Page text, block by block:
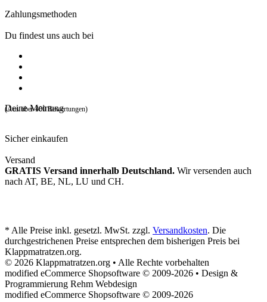
Zahlungsmethoden
Du findest uns auch bei
Deine Meinung
(Aus über 400 Bewertungen)
Sicher einkaufen
Versand
GRATIS Versand innerhalb Deutschland. Wir versenden auch
nach AT, BE, NL, LU und CH.
* Alle Preise inkl. gesetzl. MwSt. zzgl. Versandkosten. Die
durchgestrichenen Preise entsprechen dem bisherigen Preis bei
Klappmatratzen.org.
© 2026 Klappmatratzen.org • Alle Rechte vorbehalten
modified eCommerce Shopsoftware © 2009-2026 • Design &
Programmierung Rehm Webdesign
modified eCommerce Shopsoftware © 2009-2026